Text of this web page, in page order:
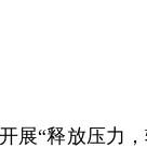
展“释放压力